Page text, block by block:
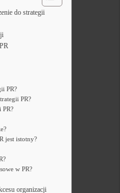
do strategii
PR?
PR?
PR?
jest istotny?
w PR?
organizacji